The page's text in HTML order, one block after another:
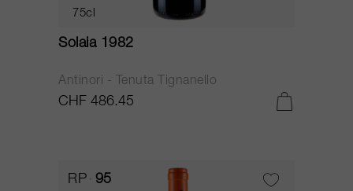
75cl
Solaia 1982
Antinori - Tenuta Tignanello
CHF 486.45
RP 95